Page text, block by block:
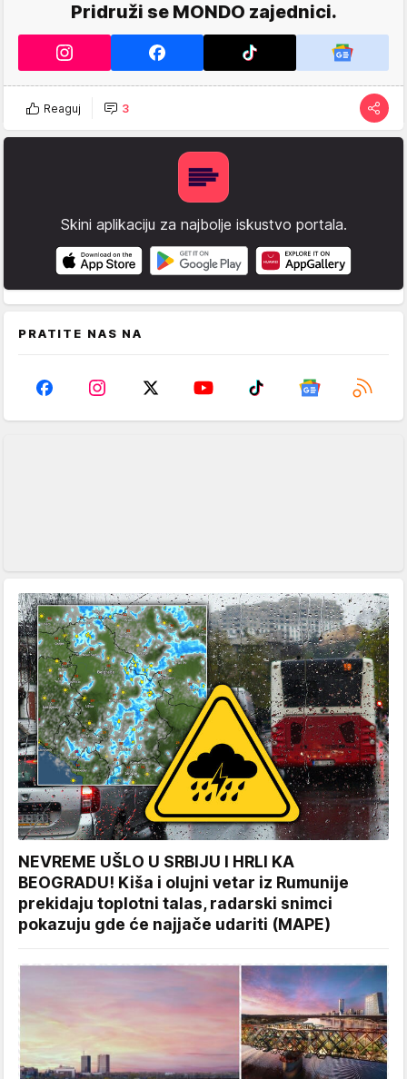
Pridruži se MONDO zajednici.
Reaguj 3
Skini aplikaciju za najbolje iskustvo portala.
PRATITE NAS NA
NEVREME UŠLO U SRBIJU I HRLI KA
BEOGRADU! Kiša i olujni vetar iz Rumunije
prekidaju toplotni talas, radarski snimci
pokazuju gde će najjače udariti (MAPE)